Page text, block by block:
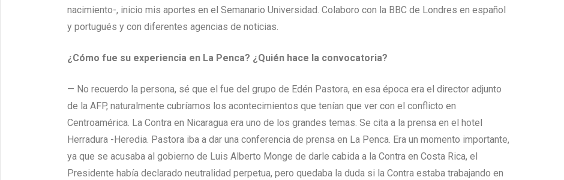
nacimiento-, inicio mis aportes en el Semanario Universidad. Colaboro con la BBC de Londres en español
y portugués y con diferentes agencias de noticias.
¿Cómo fue su experiencia en La Penca? ¿Quién hace la convocatoria?
— No recuerdo la persona, sé que el fue del grupo de Edén Pastora, en esa época era el director adjunto
de la AFP, naturalmente cubríamos los acontecimientos que tenían que ver con el conflicto en
Centroamérica. La Contra en Nicaragua era uno de los grandes temas. Se cita a la prensa en el hotel
Herradura -Heredia. Pastora iba a dar una conferencia de prensa en La Penca. Era un momento importante,
ya que se acusaba al gobierno de Luis Alberto Monge de darle cabida a la Contra en Costa Rica, el
Presidente había declarado neutralidad perpetua, pero quedaba la duda si la Contra estaba trabajando en